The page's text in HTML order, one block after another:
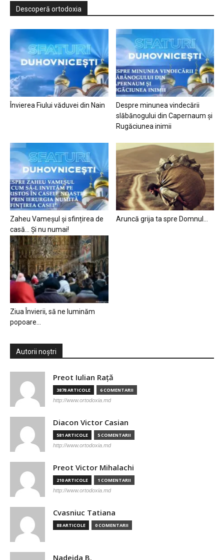
Descoperă ortodoxia
Învierea Fiului văduvei din Nain
Despre minunea vindecării
slăbănogului din Capernaum și
Rugăciunea inimii
Zaheu Vameșul și sfințirea de
casă… Și nu numai!
Aruncă grija ta spre Domnul…
Ziua Învierii, să ne luminăm
popoare…
Autorii noștri
Preot Iulian Raţă
3878 ARTICOLE 6 COMENTARII
http://www.ortodoxia.md
Diacon Victor Casian
581 ARTICOLE 5 COMENTARII
http://www.ortodoxia.md
Preot Victor Mihalachi
210 ARTICOLE 1 COMENTARII
http://www.ortodoxia.md
Cvasniuc Tatiana
88 ARTICOLE 0 COMENTARII
Nadejda B.